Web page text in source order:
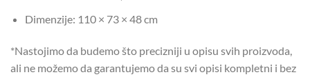
Dimenzije: 110 × 73 × 48 cm
*Nastojimo da budemo što precizniji u opisu svih proizvoda,
ali ne možemo da garantujemo da su svi opisi kompletni i bez